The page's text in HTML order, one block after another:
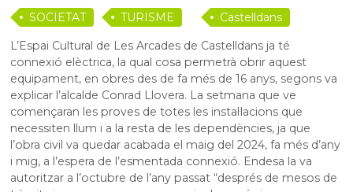
SOCIETAT TURISME
Castelldans
L’Espai Cultural de Les Arcades de Castelldans ja té
connexió elèctrica, la qual cosa permetrà obrir aquest
equipament, en obres des de fa més de 16 anys, segons va
explicar l’alcalde Conrad Llovera. La setmana que ve
començaran les proves de totes les instal·lacions que
necessiten llum i a la resta de les dependències, ja que
l’obra civil va quedar acabada el maig del 2024, fa més d’any
i mig, a l’espera de l’esmentada connexió. Endesa la va
autoritzar a l’octubre de l’any passat “després de mesos de